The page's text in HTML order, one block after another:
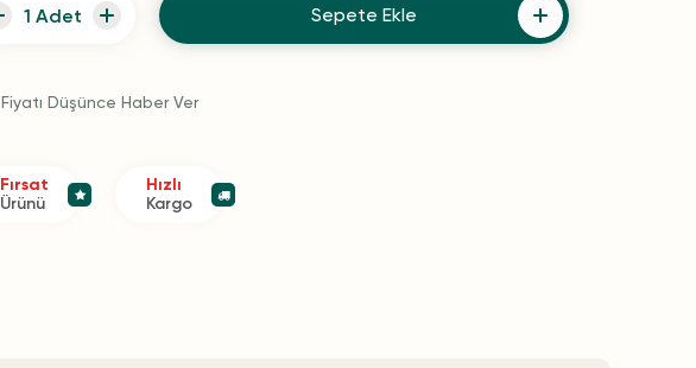
Sepete Ekle
Fiyatı Düşünce Haber Ver
Fırsat
Ürünü
Hızlı
Kargo